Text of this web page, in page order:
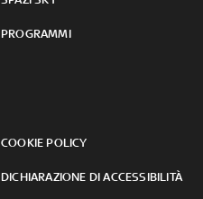
PROGRAMMI
COOKIE POLICY
DICHIARAZIONE DI ACCESSIBILITÀ